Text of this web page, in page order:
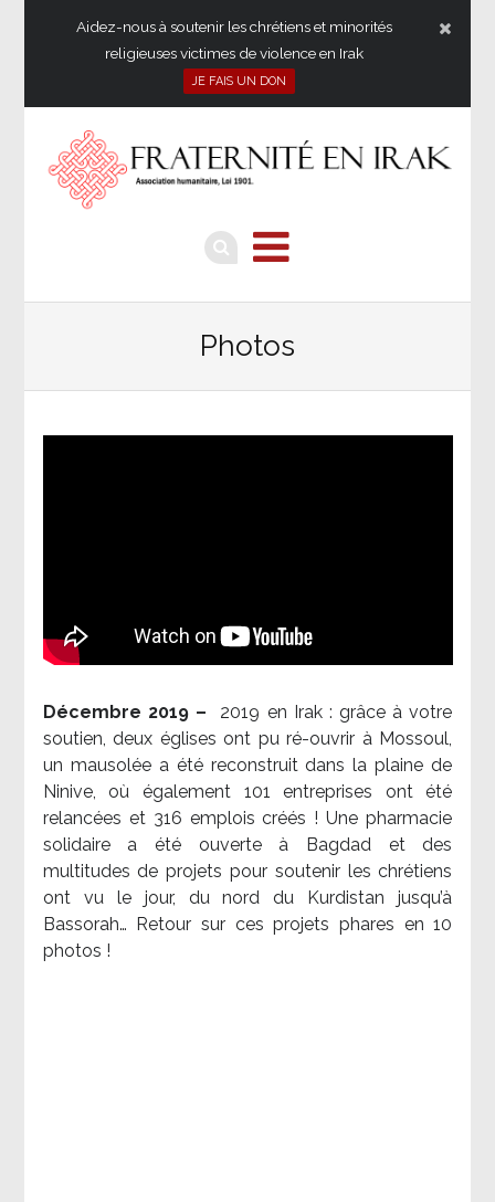
Aidez-nous à soutenir les chrétiens et minorités
religieuses victimes de violence en Irak
JE FAIS UN DON
Photos
Décembre 2019 – 2019 en Irak : grâce à votre
soutien, deux églises ont pu ré-ouvrir à Mossoul,
un mausolée a été reconstruit dans la plaine de
Ninive, où également 101 entreprises ont été
relancées et 316 emplois créés ! Une pharmacie
solidaire a été ouverte à Bagdad et des
multitudes de projets pour soutenir les chrétiens
ont vu le jour, du nord du Kurdistan jusqu’à
Bassorah… Retour sur ces projets phares en 10
photos !